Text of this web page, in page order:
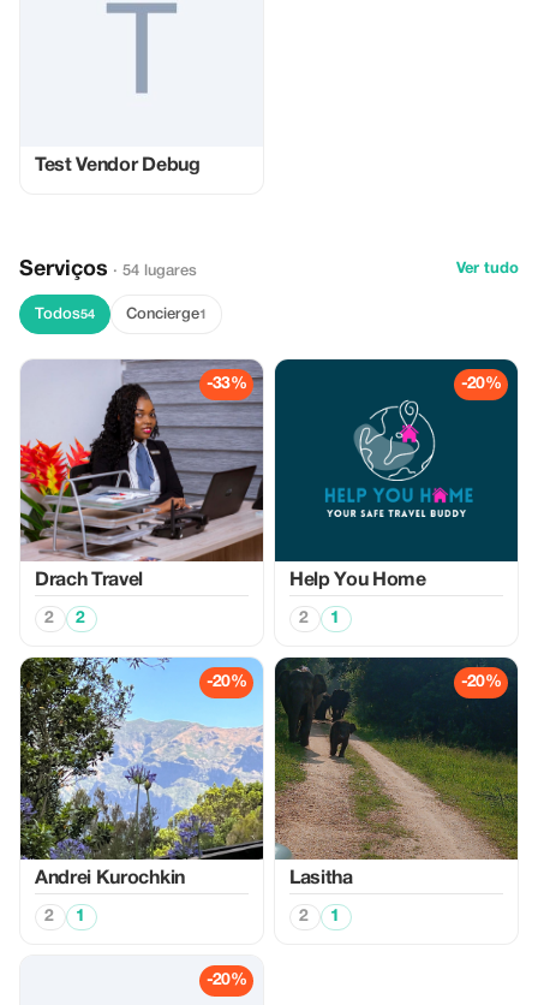
Test Vendor Debug
Serviços · 54 lugares Ver tudo
Todos54 Concierge1
-33%
Drach Travel
2 2
-20%
Help You Home
2 1
-20%
Аndrei Kurochkin
2 1
-20%
Lasitha
2 1
-20%